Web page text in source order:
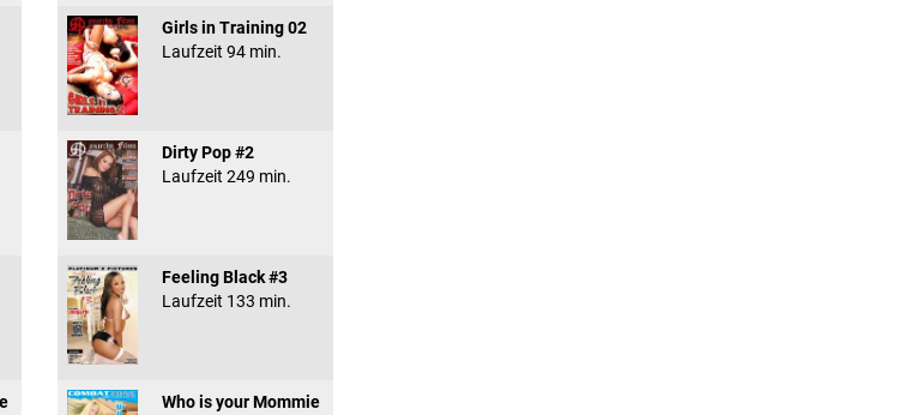
Girls in Training 02
Laufzeit 94 min.
Dirty Pop #2
Laufzeit 249 min.
Feeling Black #3
Laufzeit 133 min.
Who is your Mommie